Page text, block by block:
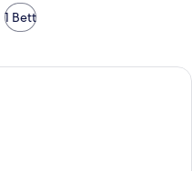
1 Bett
Hotelzimmer mit einer Couch,